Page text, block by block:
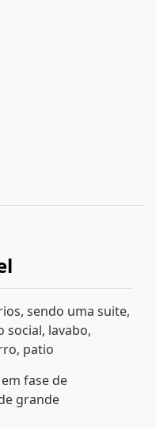
sendo uma suite,
social, lavabo,
patio
fase de
grande